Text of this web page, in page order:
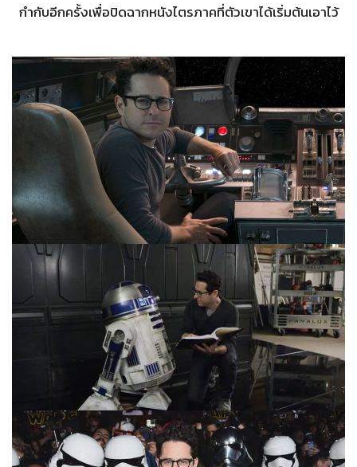
กำกับอีกครั้งเพื่อปิดฉากหนังไตรภาคที่ตัวเขาได้เริ่มต้นเอาไว้